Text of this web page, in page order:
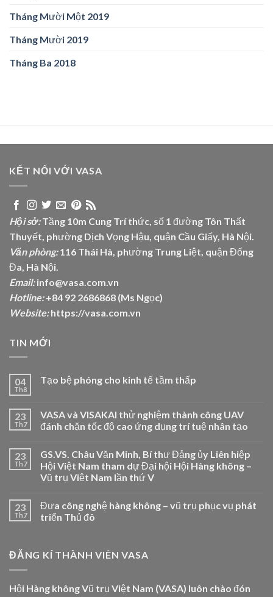
Tháng Mười Một 2019
Tháng Mười 2019
Tháng Ba 2018
KẾT NỐI VỚI VASA
Hội sở:Tầng 10m Cung Trí thức, số 1 đường Tôn Thất
Thuyết, phường Dịch Vọng Hậu, quận Cầu Giấy, Hà Nội.
Văn phòng:116 Thái Hà, phường Trung Liệt, quận Đống
Đa, Hà Nội.
Email:info@vasa.com.vn
Hotline:+84 92 2686868 (Ms Ngọc)
Website: https://vasa.com.vn
TIN MỚI
04
Th8
Tạo bệ phóng cho kinh tế tầm thấp
23
Th7
VASA và VISAKAI thử nghiệm thành công UAV
đánh chặn tốc độ cao ứng dụng trí tuệ nhân tạo
23
Th7
GS.VS. Châu Văn Minh, Bí thư Đảng ủy Liên hiệp
Hội Việt Nam tham dự Đại hội Hội Hàng không –
Vũ trụ Việt Nam lần thứ V
23
Th7
Đưa công nghệ hàng không – vũ trụ phục vụ phát
triển Thủ đô
ĐĂNG KÍ THÀNH VIÊN VASA
Hội Hàng không Vũ trụ Việt Nam (VASA) luôn chào đón